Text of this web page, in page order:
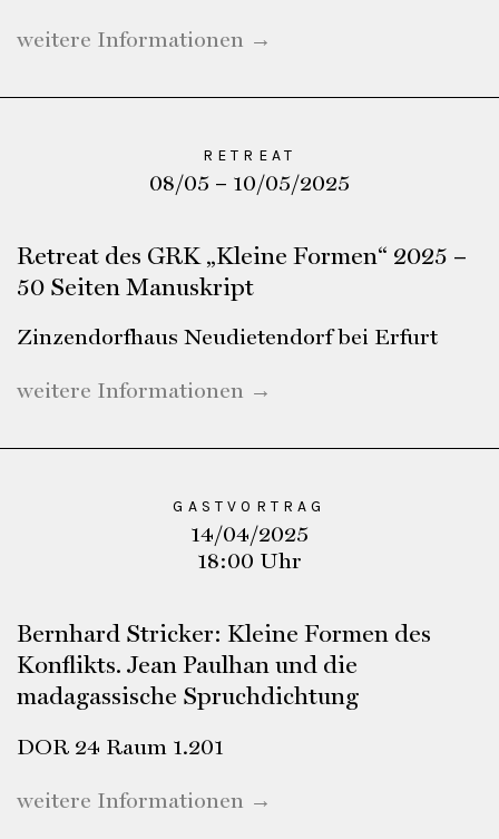
weitere Informationen →
RETREAT
08/05 – 10/05/2025
Retreat des GRK „Kleine Formen“ 2025 –
50 Seiten Manuskript
Zinzendorfhaus Neudietendorf bei Erfurt
weitere Informationen →
GASTVORTRAG
14/04/2025
18:00 Uhr
Bernhard Stricker: Kleine Formen des
Konflikts. Jean Paulhan und die
madagassische Spruchdichtung
DOR 24 Raum 1.201
weitere Informationen →